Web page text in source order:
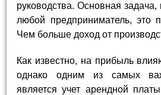
руководства. Основная задача,
любой предприниматель, это
Чем больше доход от
Как известно, на прибыль
однако одним из самых
является учет арендной